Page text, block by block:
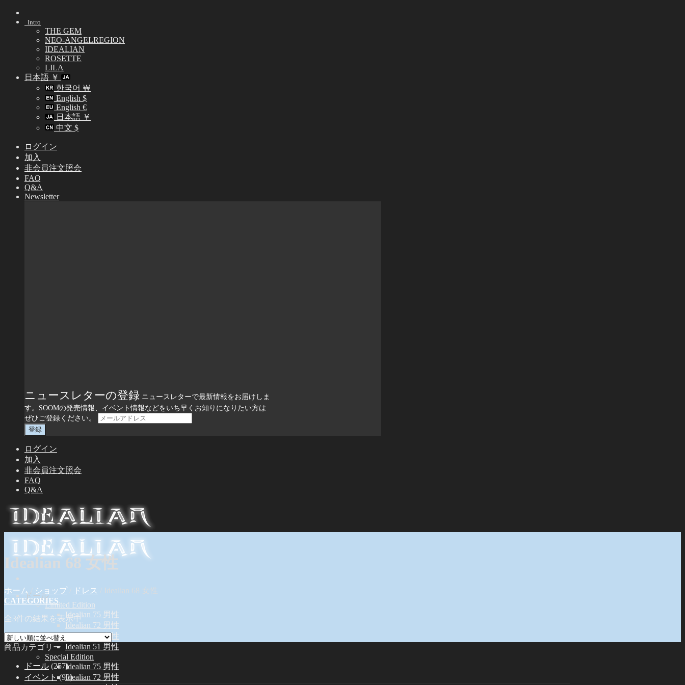
Skip
Intro
THE GEM
NEO-ANGELREGION
IDEALIAN
ROSETTE
LILA
日本語 ￥
한국어 ￦
English $
English €
日本語 ￥
中文 $
ログイン
加入
非会員注文照会
FAQ
Q&A
Newsletter
ニュースレターの登録 ニュースレターで最新情報をお届けしま
す。SOOMの発売情報、イベント情報などをいち早くお知りになりたい方は
ぜひご登録ください。
ログイン
加入
非会員注文照会
FAQ
Q&A
ドール
Limited Edition
Idealian 75 男性
Idealian 72 男性
Idealian 68 女性
Idealian 51 男性
Special Edition
Idealian 75 男性
Idealian 72 男性
Idealian 68 女性
ホーム ショップ ドレス
Idealian 68 女性
CATEGORIES
全3件の結果を表示中
商品カテゴリー
ドール (257)
イベント (90)